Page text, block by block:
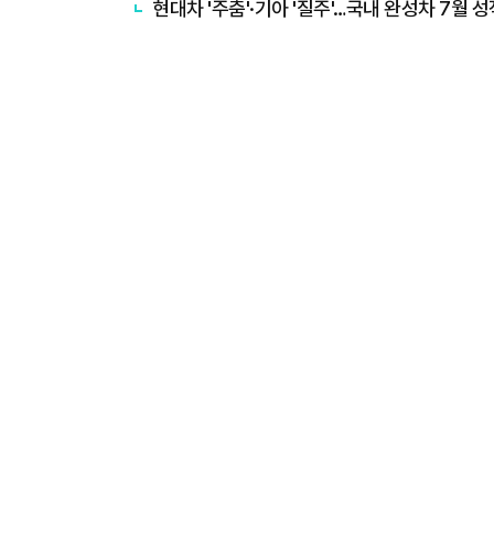
현대차 '주춤'·기아 '질주'…국내 완성차 7월